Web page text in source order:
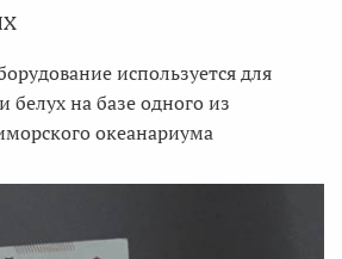
используется для
белух на базе одного из
океанариума